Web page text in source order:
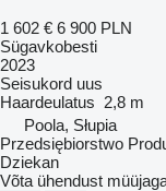
1 602 € 6 900 PLN
Sügavkobesti
2023
Seisukord uus
Haardeulatus 2,8 m
Poola, Słupia
Przedsiębiorstwo
Dziekan
Võta ühendust